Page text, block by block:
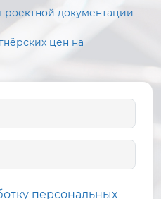
документации
цен на
персональных